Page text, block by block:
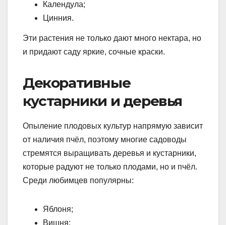
Календула;
Цинния.
Эти растения не только дают много нектара, но
и придают саду яркие, сочные краски.
Декоративные
кустарники и деревья
Опыление плодовых культур напрямую зависит
от наличия пчёл, поэтому многие садоводы
стремятся выращивать деревья и кустарники,
которые радуют не только плодами, но и пчёл.
Среди любимцев популярны:
Яблоня;
Вишня;